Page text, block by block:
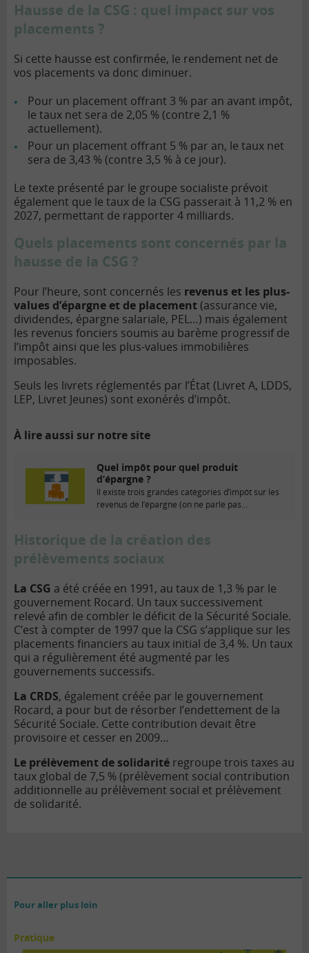
Hausse de la CSG : quel impact sur vos
placements ?
Si cette hausse est confirmée, le rendement net de
vos placements va donc diminuer.
Pour un placement offrant 3 % par an avant impôt,
le taux net sera de 2,05 % (contre 2,1 %
actuellement).
Pour un placement offrant 5 % par an, le taux net
sera de 3,43 % (contre 3,5 % à ce jour).
Le texte présenté par le groupe socialiste prévoit
également que le taux de la CSG passerait à 11,2 % en
2027, permettant de rapporter 4 milliards.
Quels placements sont concernés par la
hausse de la CSG ?
Pour l’heure, sont concernés les revenus et les plus-
values d’épargne et de placement(assurance vie,
dividendes, épargne salariale, PEL…) mais également
les revenus fonciers soumis au barème progressif de
l’impôt ainsi que les plus-values immobilières
imposables.
Seuls les livrets réglementés par l’État (Livret A, LDDS,
LEP, Livret Jeunes) sont exonérés d’impôt.
À lire aussi sur notre site
Quel impôt pour quel produit
d’épargne ?
Il existe trois grandes catégories d’impôt sur les
revenus de l’épargne (on ne parle pas...
Historique de la création des
prélèvements sociaux
La CSG a été créée en 1991, au taux de 1,3 % par le
gouvernement Rocard. Un taux successivement
relevé afin de combler le déficit de la Sécurité Sociale.
C’est à compter de 1997 que la CSG s’applique sur les
placements financiers au taux initial de 3,4 %. Un taux
qui a régulièrement été augmenté par les
gouvernements successifs.
La CRDS, également créée par le gouvernement
Rocard, a pour but de résorber l’endettement de la
Sécurité Sociale. Cette contribution devait être
provisoire et cesser en 2009…
Le prélèvement de solidarité regroupe trois taxes au
taux global de 7,5 % (prélèvement social contribution
additionnelle au prélèvement social et prélèvement
de solidarité.
Pour aller plus loin
Pratique